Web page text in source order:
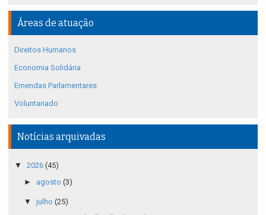
Áreas de atuação
Direitos Humanos
Economia Solidária
Emendas Parlamentares
Voluntariado
Notícias arquivadas
▼ 2026 (45)
► agosto (3)
▼ julho (25)